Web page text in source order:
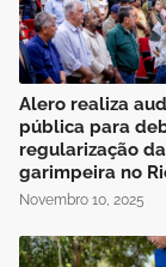
Alero realiza
pública para
regularização
garimpeira no
Novembro 10, 2025